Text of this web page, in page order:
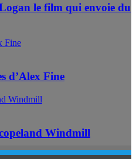
le film qui envoie du
Fine
d’Alex Fine
Windmill
Windmill